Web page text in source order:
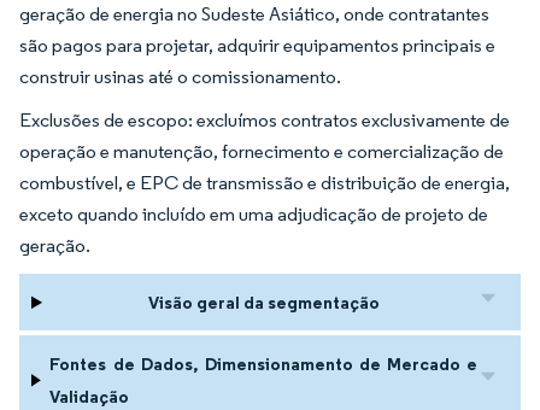
geração de energia no Sudeste Asiático, onde contratantes
são pagos para projetar, adquirir equipamentos principais e
construir usinas até o comissionamento.
Exclusões de escopo: excluímos contratos exclusivamente de
operação e manutenção, fornecimento e comercialização de
combustível, e EPC de transmissão e distribuição de energia,
exceto quando incluído em uma adjudicação de projeto de
geração.
Visão geral da segmentação
Fontes de Dados, Dimensionamento de Mercado e
Validação